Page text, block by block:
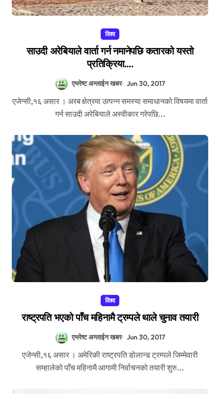
विश्व
साउदी अरेबियाले वार्ता गर्न नमानेपछि कतारको यस्तो
प्रतिक्रिया….
एभरेष्ट अन्लाईन खबर Jun 30, 2017
एजेन्सी,१६ असार । अरब क्षेत्रमा उत्पन्न समस्या समाधानको विषयमा वार्ता
गर्न साउदी अरेबियाले अस्वीकार गरेपछि...
विश्व
राष्ट्रपति भएको पाँच महिनामै ट्रम्पले थाले चुनाव तयारी
एभरेष्ट अन्लाईन खबर Jun 30, 2017
एजेन्सी,१६ असार । अमेरिकी राष्ट्रपति डोलान्ड ट्रम्पले जिम्मेवारी
सम्हालेको पाँच महिनामै आगामी निर्वाचनको तयारी शुरु...